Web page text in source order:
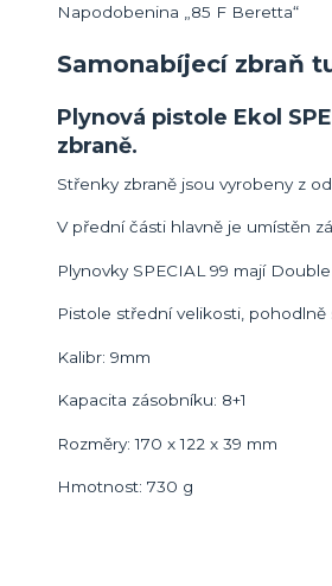
Napodobenina „85 F Beretta“
Samonabíjecí zbraň
Plynová pistole Ekol
zbraně.
Střenky zbraně jsou vyrobeny z
V přední části hlavně je umístěn
Plynovky SPECIAL 99 mají
Pistole střední velikosti,
Kalibr: 9mm
Kapacita zásobníku: 8+1
Rozměry: 170 x 122 x 39 mm
Hmotnost: 730 g